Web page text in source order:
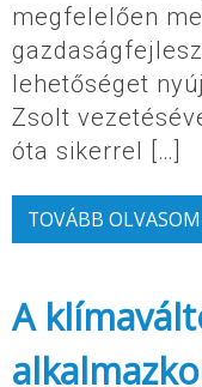
megfelelően
lehetőséget
Zsolt
óta sikerrel […]
TOVÁBB
A